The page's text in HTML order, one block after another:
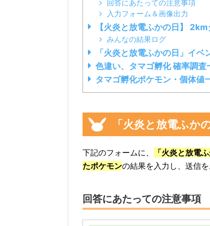
回答にあたっての注意事項
入力フォーム＆画像出力
【火炎と放電ふかの日】
みんなの結果ログ
「火炎と放電ふかの日」イ
色違い、タマゴ孵化 確率調査
タマゴ孵化ポケモン・個体値
「火炎と放電ふ
下記のフォームに、
「火炎と放電
たポケモンの結果を入力し、送信を
回答にあたっての注意事項